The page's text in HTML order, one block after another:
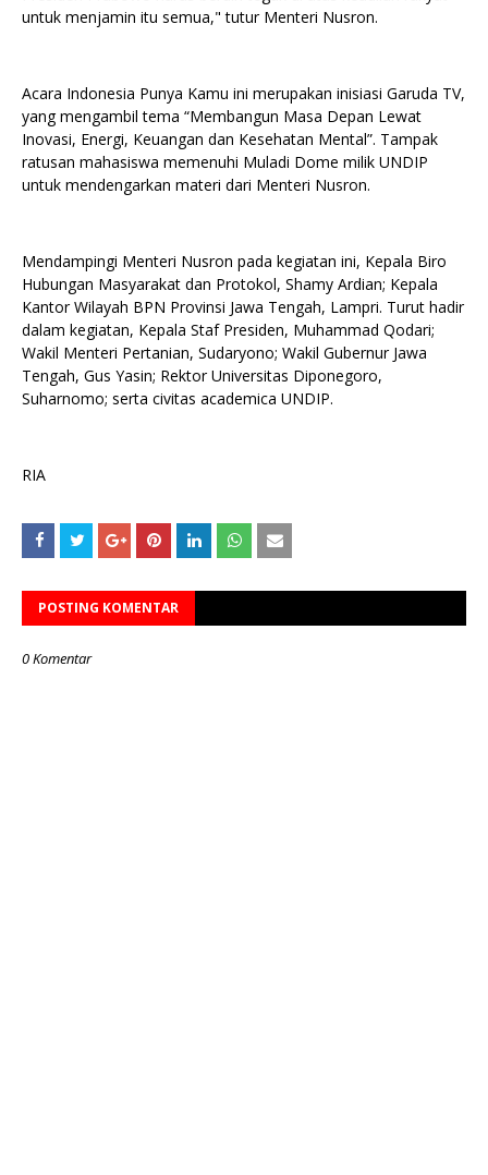
untuk menjamin itu semua," tutur Menteri Nusron.
Acara Indonesia Punya Kamu ini merupakan inisiasi Garuda TV,
yang mengambil tema “Membangun Masa Depan Lewat
Inovasi, Energi, Keuangan dan Kesehatan Mental”. Tampak
ratusan mahasiswa memenuhi Muladi Dome milik UNDIP
untuk mendengarkan materi dari Menteri Nusron.
Mendampingi Menteri Nusron pada kegiatan ini, Kepala Biro
Hubungan Masyarakat dan Protokol, Shamy Ardian; Kepala
Kantor Wilayah BPN Provinsi Jawa Tengah, Lampri. Turut hadir
dalam kegiatan, Kepala Staf Presiden, Muhammad Qodari;
Wakil Menteri Pertanian, Sudaryono; Wakil Gubernur Jawa
Tengah, Gus Yasin; Rektor Universitas Diponegoro,
Suharnomo; serta civitas academica UNDIP.
RIA
POSTING KOMENTAR
0 Komentar